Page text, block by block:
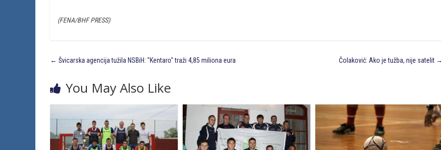
(FENA/BHF PRESS)
← Švicarska agencija tužila NSBiH: "Kentaro" traži 4,85 miliona eura Čolaković: Ako je tužba, nije satelit →
You May Also Like